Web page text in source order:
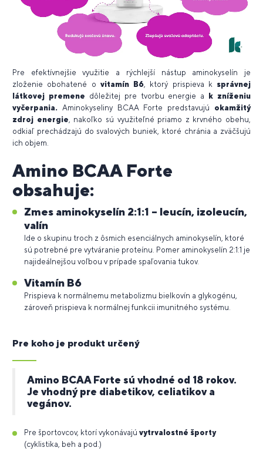
Pre efektívnejšie využitie a rýchlejší nástup aminokyselín je
zloženie obohatené o vitamín B6 , ktorý prispieva k správnej
látkovej premene dôležitej pre tvorbu energie a k zníženiu
vyčerpania. Aminokyseliny BCAA Forte predstavujú okamžitý
zdroj energie , nakoľko sú využiteľné priamo z krvného obehu,
odkiaľ prechádzajú do svalových buniek, ktoré chránia a zväčšujú
ich objem.
Amino BCAA Forte
obsahuje:
Zmes aminokyselín 2:1:1 – leucín, izoleucín,
valín
Ide o skupinu troch z ôsmich esenciálnych aminokyselín, ktoré
sú potrebné pre vytváranie proteínu. Pomer aminokyselín 2:1:1 je
najideálnejšou voľbou v prípade spaľovania tukov.
Vitamín B6
Prispieva k normálnemu metabolizmu bielkovín a glykogénu,
zároveň prispieva k normálnej funkcii imunitného systému.
Pre koho je produkt určený
Amino BCAA Forte sú vhodné od 18 rokov.
Je vhodný pre diabetikov, celiatikov a
vegánov.
Pre športovcov, ktorí vykonávajú vytrvalostné športy
(cyklistika, beh a pod.)